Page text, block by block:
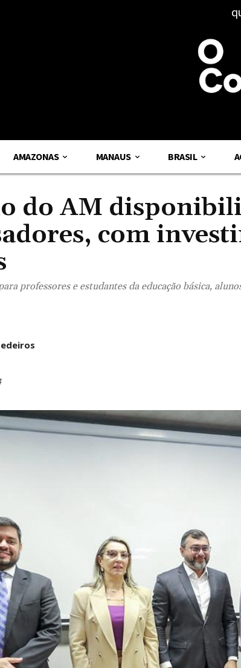
AMAZONAS MANAUS BRASIL
do AM
com
professores e estudantes da educação básica,